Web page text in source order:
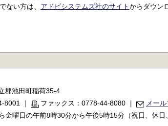
ない方は、 アドビシステムズ社のサイトからダウン
郡池田町稲荷35-4
8001
｜ ファックス：0778-44-8080 ｜
メー
金曜日の午前8時30分から午後5時15分（祝日、休日